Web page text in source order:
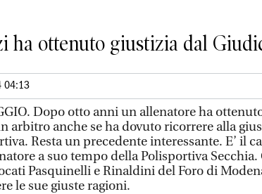
ha ottenuto giustizia dal
04:13
Dopo otto anni un allenatore ha
arbitro anche se ha dovuto ricorrere alla
Resta un precedente interessante. E’ il
a suo tempo della Polisportiva
Pasquinelli e Rinaldini del Foro di
le sue giuste ragioni.